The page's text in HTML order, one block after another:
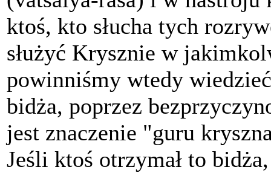
ktoś, kto słucha tych
służyć Krysznie w
powinniśmy wtedy
bidża, poprzez
jest znaczenie "guru
Jeśli ktoś otrzymał to